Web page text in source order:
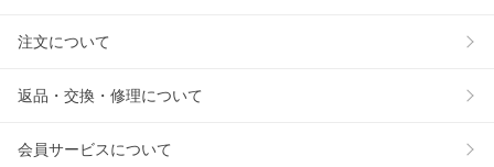
注文について
返品・交換・修理について
会員サービスについて